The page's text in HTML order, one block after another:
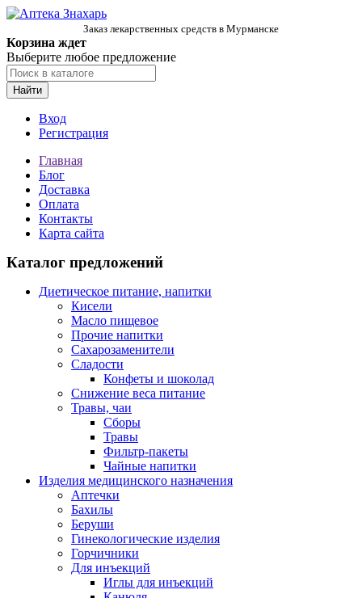
Заказ лекарственных средств в Мурманске
Корзина ждет
Выберите любое предложение
Найти
Вход
Регистрация
Главная
Блог
Доставка
Оплата
Контакты
Карта сайта
Каталог предложений
Диетическое питание, напитки
Кисели
Масло пищевое
Прочие напитки
Сахарозаменители
Сладости
Конфеты и шоколад
Снижение веса питание
Травы, чаи
Сборы
Травы
Фильтр-пакеты
Чайные напитки
Изделия медицинского назначения
Аптечки
Бахилы
Беруши
Гинекологические изделия
Горчичники
Для инъекций
Иглы для инъекций